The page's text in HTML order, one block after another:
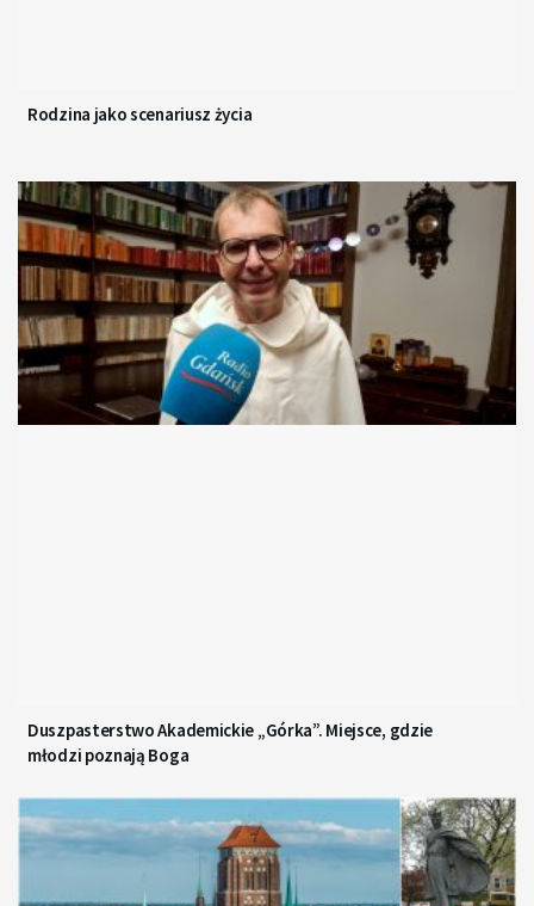
Rodzina jako scenariusz życia
Duszpasterstwo Akademickie „Górka”. Miejsce, gdzie
młodzi poznają Boga